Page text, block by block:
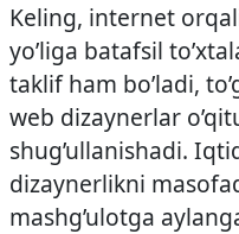
Keling, internet
yo’liga batafsil
taklif ham bo’ladi,
web dizaynerlar
shug’ullanishadi.
dizaynerlikni
mashg’ulotga